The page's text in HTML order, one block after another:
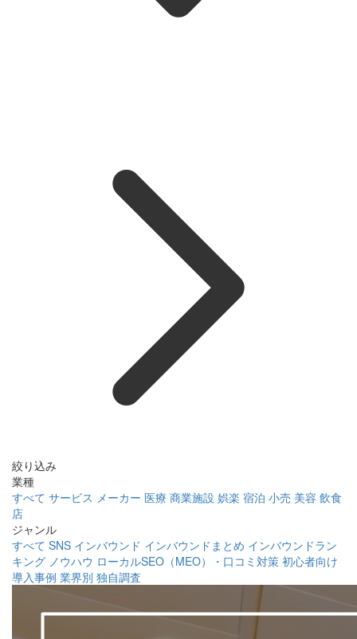
絞り込み
業種
すべて サービス メーカー 医療 商業施設 娯楽 宿泊 小売 美容 飲食
店
ジャンル
すべて SNS インバウンド インバウンドまとめ インバウンドラン
キング ノウハウ ローカルSEO（MEO）・口コミ対策 初心者向け
導入事例 業界別 独自調査